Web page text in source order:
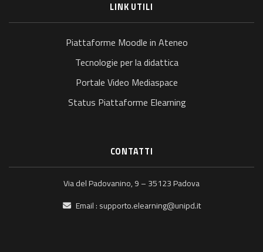
LINK UTILI
Piattaforme Moodle in Ateneo
Tecnologie per la didattica
Portale Video Mediaspace
Status Piattaforme Elearning
CONTATTI
Via del Padovanino, 9 – 35123 Padova
Email : supporto.elearning@unipd.it